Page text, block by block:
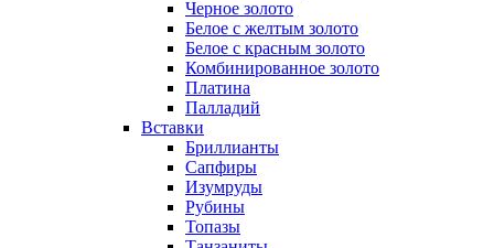
Черное золото
Белое с желтым золото
Белое с красным золото
Комбинированное золото
Платина
Палладий
Вставки
Бриллианты
Сапфиры
Изумруды
Рубины
Топазы